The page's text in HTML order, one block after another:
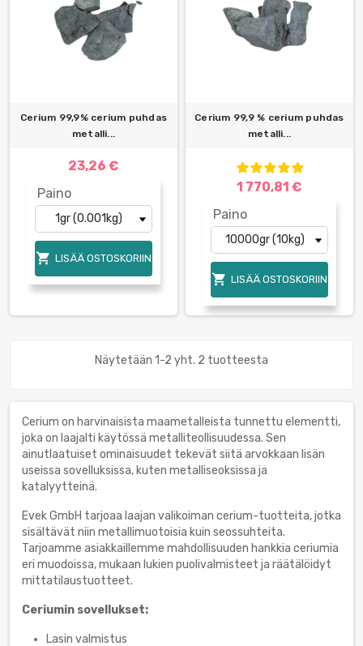
Cerium 99,9% cerium puhdas
metalli...
23,26 €
Paino
 LISÄÄ OSTOSKORIIN
Cerium 99,9 % cerium puhdas
metalli...
1 770,81 €
Paino
 LISÄÄ OSTOSKORIIN
Näytetään 1-2 yht. 2 tuotteesta
Cerium on harvinaisista maametalleista tunnettu elementti,
joka on laajalti käytössä metalliteollisuudessa. Sen
ainutlaatuiset ominaisuudet tekevät siitä arvokkaan lisän
useissa sovelluksissa, kuten metalliseoksissa ja
katalyytteinä.
Evek GmbH tarjoaa laajan valikoiman cerium-tuotteita, jotka
sisältävät niin metallimuotoisia kuin seossuhteita.
Tarjoamme asiakkaillemme mahdollisuuden hankkia ceriumia
eri muodoissa, mukaan lukien puolivalmisteet ja räätälöidyt
mittatilaustuotteet.
Ceriumin sovellukset:
Lasin valmistus